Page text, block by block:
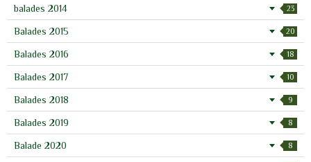
balades 2014 23
Balades 2015 20
Balades 2016 18
Balades 2017 10
Balades 2018 9
Balades 2019 8
Balade 2020 8